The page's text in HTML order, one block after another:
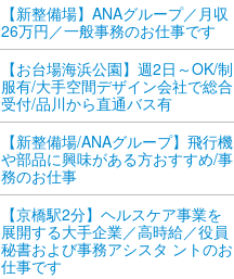
【新整備場】ANAグループ／月収
26万円／一般事務のお仕事です
【お台場海浜公園】週2日～OK/制
服有/大手空間デザイン会社で総合
受付/品川から直通バス有
【新整備場/ANAグループ】飛行機
や部品に興味がある方おすすめ/事
務のお仕事
【京橋駅2分】ヘルスケア事業を
展開する大手企業／高時給／役員
秘書および事務アシスタ ントのお
仕事です